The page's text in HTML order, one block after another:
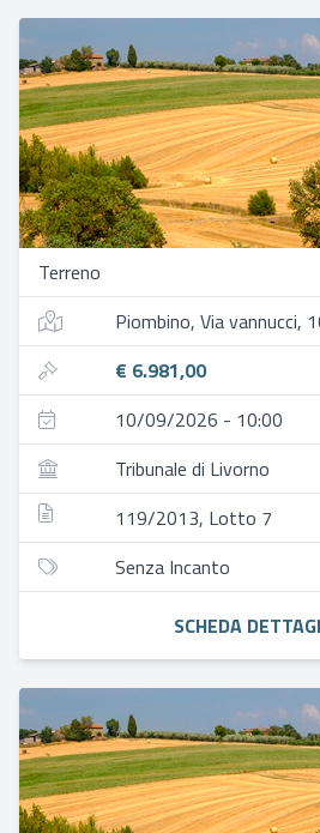
Terreno
Piombino, Via vannucci,
€ 6.981,00
10/09/2026 - 10:00
Tribunale di Livorno
119/2013, Lotto 7
Senza Incanto
SCHEDA